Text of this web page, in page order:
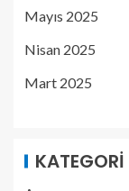
Mayıs 2025
Nisan 2025
Mart 2025
KATEGORI